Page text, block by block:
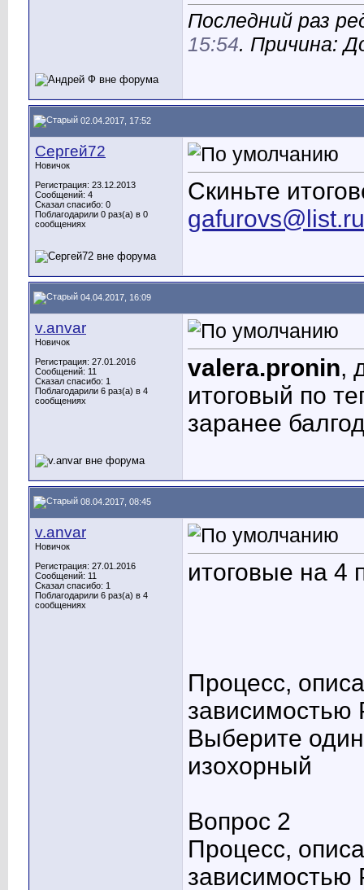
Последний раз
15:54. Причина:
02.04.2017, 17:52
Сергей72
Новичок
Регистрация: 23.12.2013
Сообщений: 4
Сказал спасибо: 0
Поблагодарили 0 раз(а) в 0
сообщениях
Скиньте
gafurovs@list.ru
04.04.2017, 16:09
v.anvar
Новичок
Регистрация: 27.01.2016
Сообщений: 11
Сказал спасибо: 1
Поблагодарили 6 раз(а) в 4
сообщениях
valera.pronin,
итоговый по
заранее
08.04.2017, 08:45
v.anvar
Новичок
Регистрация: 27.01.2016
Сообщений: 11
Сказал спасибо: 1
Поблагодарили 6 раз(а) в 4
сообщениях
итоговые на 4
Процесс,
зависимостью
Выберите
изохорный
Вопрос 2
Процесс,
зависимостью